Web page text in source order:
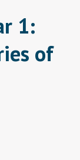
1:
of